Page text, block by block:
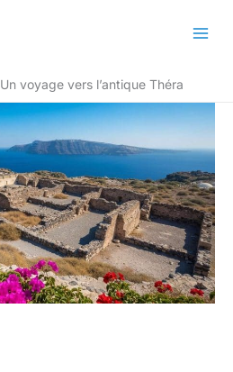
Un voyage vers l’antique Théra